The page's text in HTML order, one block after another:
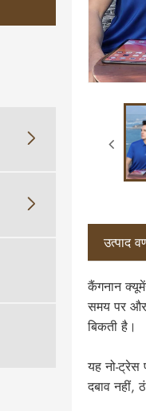


उत्पाद
कैंगनान
समय पर और
बिकती है।
यह नो-ट्रेस
दबाव नहीं,